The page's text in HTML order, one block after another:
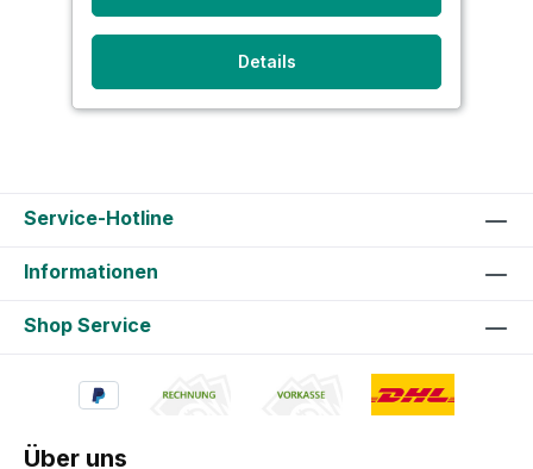
Details
Service-Hotline
Informationen
Shop Service
Über uns